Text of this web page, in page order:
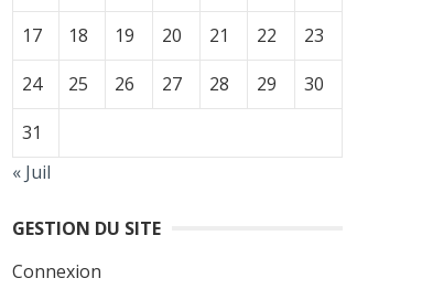
17
18 19 20 21 22
23
24
25 26 27 28 29
30
31
« Juil
GESTION DU SITE
Connexion